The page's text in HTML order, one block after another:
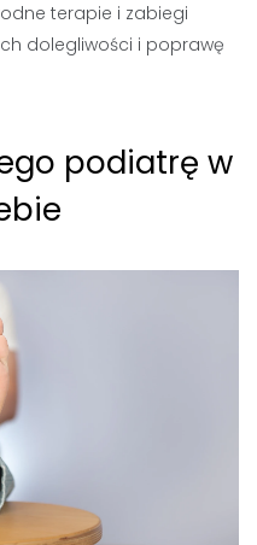
terapie i zabiegi
dolegliwości i poprawę
podiatrę w